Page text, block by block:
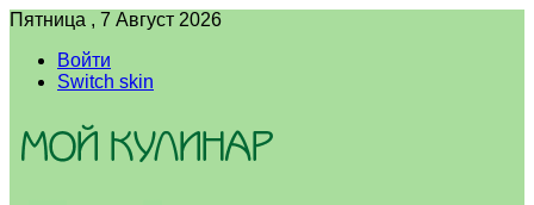
Пятница , 7 Август 2026
Войти
Switch skin